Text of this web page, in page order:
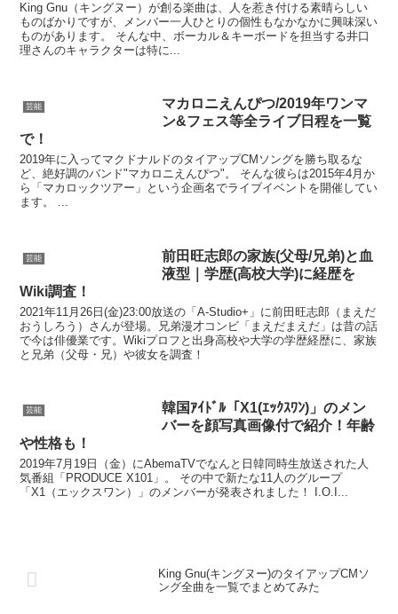
King Gnu（キングヌー）が創る楽曲は、人を惹き付ける素晴らしい
ものばかりですが、メンバー一人ひとりの個性もなかなかに興味深い
ものがあります。 そんな中、ボーカル＆キーボードを担当する井口
理さんのキャラクターは特に...
芸能
マカロニえんぴつ/2019年ワンマ
ン&フェス等全ライブ日程を一覧
で！
2019年に入ってマクドナルドのタイアップCMソングを勝ち取るな
ど、絶好調のバンド"マカロニえんぴつ"。 そんな彼らは2015年4月か
ら「マカロックツアー」という企画名でライブイベントを開催してい
ます。 ...
芸能
前田旺志郎の家族(父母/兄弟)と血
液型｜学歴(高校大学)に経歴を
Wiki調査！
2021年11月26日(金)23:00放送の「A-Studio+」に前田旺志郎（まえだ
おうしろう）さんが登場。兄弟漫才コンビ「まえだまえだ」は昔の話
で今は俳優業です。Wikiプロフと出身高校や大学の学歴経歴に、家族
と兄弟（父母・兄）や彼女を調査！
芸能
韓国ｱｲﾄﾞﾙ「X1(ｴｯｸｽﾜﾝ)」のメン
バーを顔写真画像付で紹介！年齢
や性格も！
2019年7月19日（金）にAbemaTVでなんと日韓同時生放送された人
気番組「PRODUCE X101」。 その中で新たな11人のグループ
「X1（エックスワン）」のメンバーが発表されました！ I.O.I...
King Gnu(キングヌー)のタイアップCMソ
ング全曲を一覧でまとめてみた